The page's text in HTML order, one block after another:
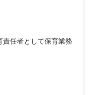
任者として保育業務